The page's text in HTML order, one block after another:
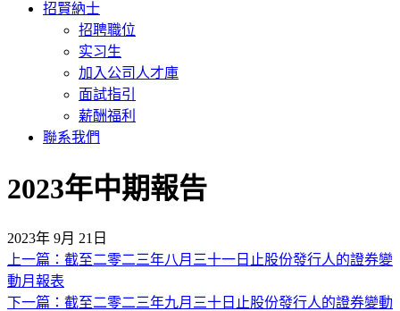
招賢納士
招聘職位
实习生
加入公司人才庫
面試指引
薪酬福利
聯系我們
2023年中期報告
2023年 9月 21日
文
章
上一篇：截至二零二三年八月三十一日止股份發行人的證券變
動月報表
下一篇：截至二零二三年九月三十日止股份發行人的證券變動